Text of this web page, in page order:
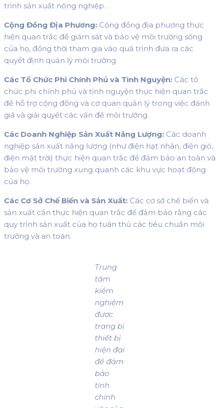
trình sản xuất nông nghiệp.
Cộng Đồng Địa Phương: Cộng đồng địa phương thực
hiện quan trắc để giám sát và bảo vệ môi trường sống
của họ, đồng thời tham gia vào quá trình đưa ra các
quyết định quản lý môi trường.
Các Tổ Chức Phi Chính Phủ và Tình Nguyện: Các tổ
chức phi chính phủ và tình nguyện thực hiện quan trắc
để hỗ trợ cộng đồng và cơ quan quản lý trong việc đánh
giá và giải quyết các vấn đề môi trường.
Các Doanh Nghiệp Sản Xuất Năng Lượng: Các doanh
nghiệp sản xuất năng lượng (như điện hạt nhân, điện gió,
điện mặt trời) thực hiện quan trắc để đảm bảo an toàn và
bảo vệ môi trường xung quanh các khu vực hoạt động
của họ.
Các Cơ Sở Chế Biến và Sản Xuất: Các cơ sở chế biến và
sản xuất cần thực hiện quan trắc để đảm bảo rằng các
quy trình sản xuất của họ tuân thủ các tiêu chuẩn môi
trường và an toàn.
Trung
tâm
kiểm
nghiệm
được
trang bị
thiết bị
hiện đại
để đảm
bảo
tính
chính